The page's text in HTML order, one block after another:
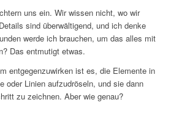
uns ein. Wir wissen nicht, wo wir
sind überwältigend, und ich denke
werde ich brauchen, um das alles mit
Das entmutigt etwas.
entgegenzuwirken ist es, die Elemente in
oder Linien aufzudröseln, und sie dann
zu zeichnen. Aber wie genau?